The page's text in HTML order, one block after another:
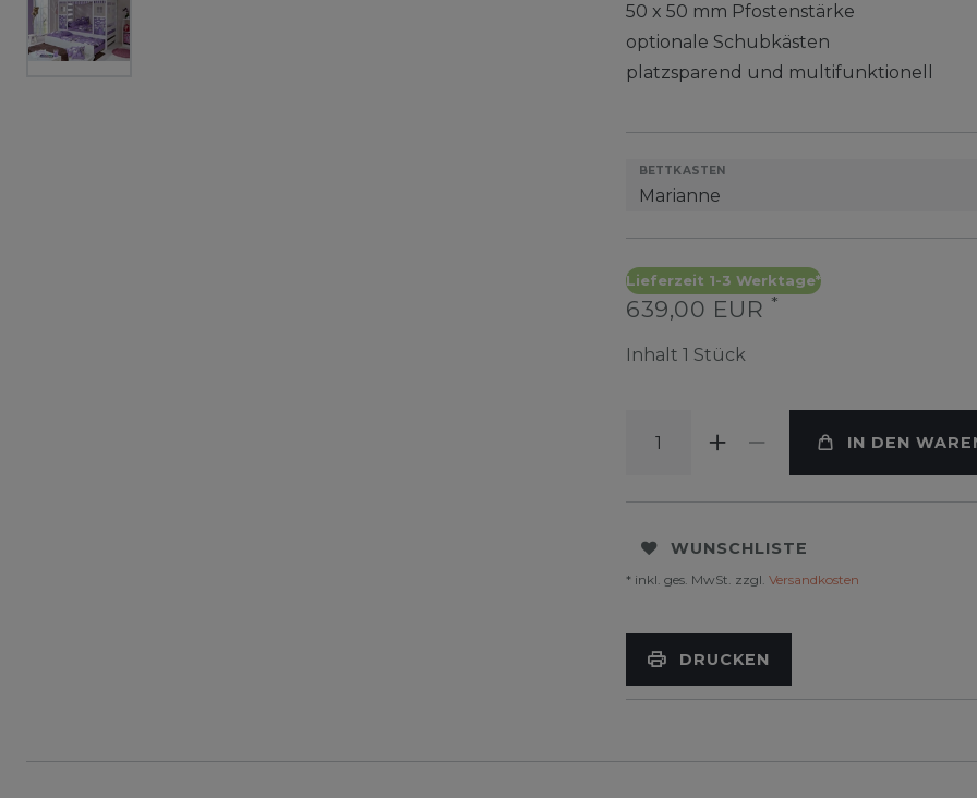
50 x 50 mm Pfostenstärke
optionale Schubkästen
platzsparend und multifunktionell
BETTKASTEN
Lieferzeit 1-3 Werktage*
639,00 EUR *
Inhalt 1 Stück
IN DEN
WUNSCHLISTE
* inkl. ges. MwSt. zzgl. Versandkosten
DRUCKEN